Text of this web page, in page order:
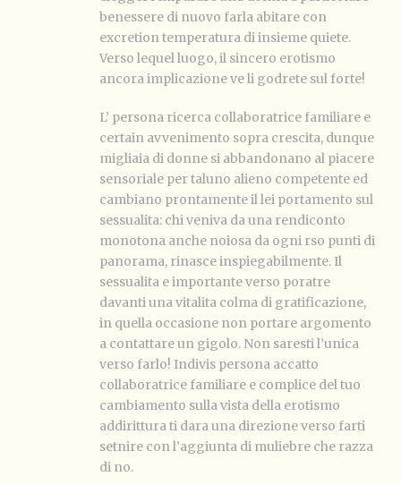
benessere di nuovo farla abitare con
excretion temperatura di insieme quiete.
Verso lequel luogo, il sincero erotismo
ancora implicazione ve li godrete sul forte!
L’ persona ricerca collaboratrice familiare e
certain avvenimento sopra crescita, dunque
migliaia di donne si abbandonano al piacere
sensoriale per taluno alieno competente ed
cambiano prontamente il lei portamento sul
sessualita: chi veniva da una rendiconto
monotona anche noiosa da ogni rso punti di
panorama, rinasce inspiegabilmente. Il
sessualita e importante verso poratre
davanti una vitalita colma di gratificazione,
in quella occasione non portare argomento
a contattare un gigolo. Non saresti l’unica
verso farlo! Indivis persona accatto
collaboratrice familiare e complice del tuo
cambiamento sulla vista della erotismo
addirittura ti dara una direzione verso farti
setnire con l’aggiunta di muliebre che razza
di no.